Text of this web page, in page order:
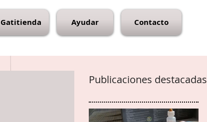
Gatitienda Ayudar Contacto
Publicaciones destacadas